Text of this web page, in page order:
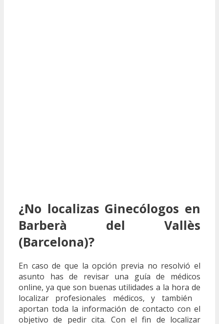
¿No localizas Ginecólogos en
Barberà del Vallès
(Barcelona)?
En caso de que la opción previa no resolvió el
asunto has de revisar una guía de médicos
online, ya que son buenas utilidades a la hora de
localizar profesionales médicos, y también
aportan toda la información de contacto con el
objetivo de pedir cita. Con el fin de localizar